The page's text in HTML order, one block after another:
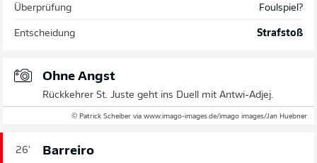
Überprüfung Foulspiel?
Entscheidung Strafstoß
Ohne Angst
Rückkehrer St. Juste geht ins Duell mit Antwi-Adjej.
© Patrick Scheiber via www.imago-images.de/imago images/Jan Huebner
26' Barreiro